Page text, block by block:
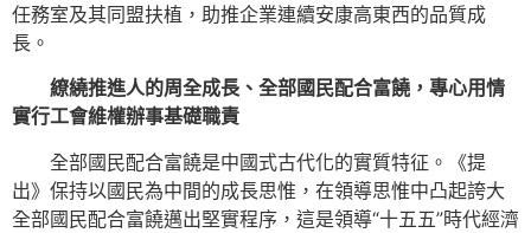
任務室及其同盟扶植，助推企業連續安康高東西的品質成
長。
繚繞推進人的周全成長、全部國民配合富饒，專心用情
實行工會維權辦事基礎職責
全部國民配合富饒是中國式古代化的實質特征。《提
出》保持以國民為中間的成長思惟，在領導思惟中凸起誇大
全部國民配合富饒邁出堅實程序，這是領導“十五五”時代經濟